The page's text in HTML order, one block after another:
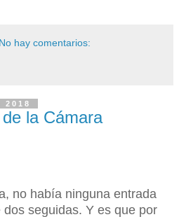
No hay comentarios:
la Cámara
no había ninguna entrada
seguidas. Y es que por